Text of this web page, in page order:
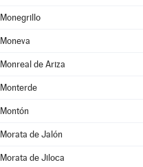
Monegrillo
Moneva
Monreal de Ariza
Monterde
Montón
Morata de Jalón
Morata de Jiloca